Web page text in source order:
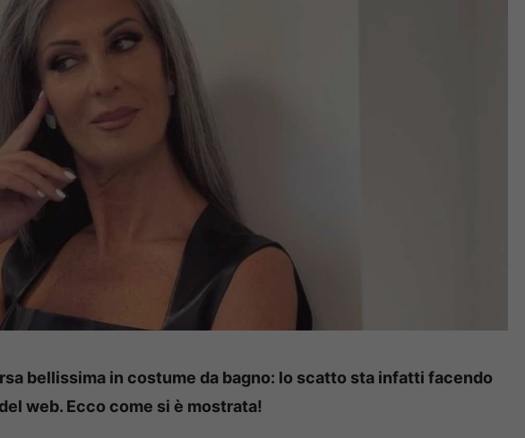
bellissima in costume da bagno: lo scatto sta infatti facendo
web. Ecco come si è mostrata!